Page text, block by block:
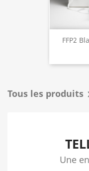
FFP2
Tous les produits
Une